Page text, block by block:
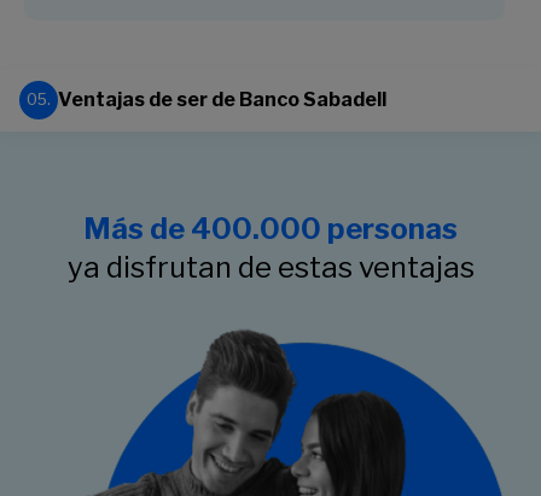
05. Ventajas de ser de Banco Sabadell
Más de 400.000 personas
ya disfrutan de estas ventajas